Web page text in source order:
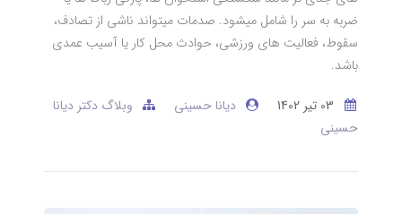
ضربه به سر را شامل میشود. صدمات میتواند ناشی از تصادف،
سقوط، فعالیت های ورزشی، حوادث محل کار یا آسیب عمدی
باشد.
دیانا حسینی
وبلاگ دکتر دیانا
حسینی